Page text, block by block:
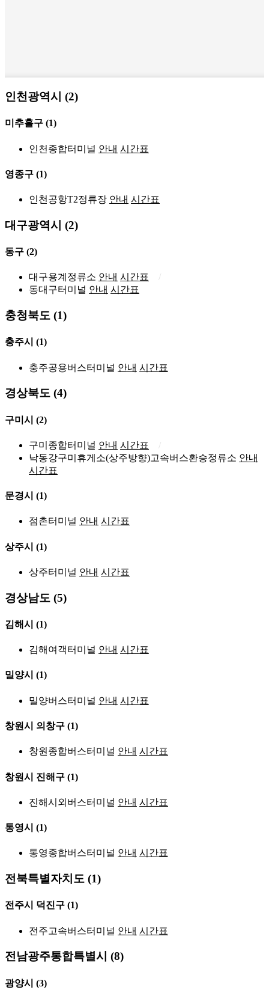
인천광역시 (2)
미추홀구 (1)
인천종합터미널 안내 시간표
영종구 (1)
인천공항T2정류장 안내 시간표
대구광역시 (2)
동구 (2)
대구용계정류소 안내 시간표
동대구터미널 안내 시간표
충청북도 (1)
충주시 (1)
충주공용버스터미널 안내 시간표
경상북도 (4)
구미시 (2)
구미종합터미널 안내 시간표
낙동강구미휴게소(상주방향)고속버스환승정류소 안내
시간표
문경시 (1)
점촌터미널 안내 시간표
상주시 (1)
상주터미널 안내 시간표
경상남도 (5)
김해시 (1)
김해여객터미널 안내 시간표
밀양시 (1)
밀양버스터미널 안내 시간표
창원시 의창구 (1)
창원종합버스터미널 안내 시간표
창원시 진해구 (1)
진해시외버스터미널 안내 시간표
통영시 (1)
통영종합버스터미널 안내 시간표
전북특별자치도 (1)
전주시 덕진구 (1)
전주고속버스터미널 안내 시간표
전남광주통합특별시 (8)
광양시 (3)